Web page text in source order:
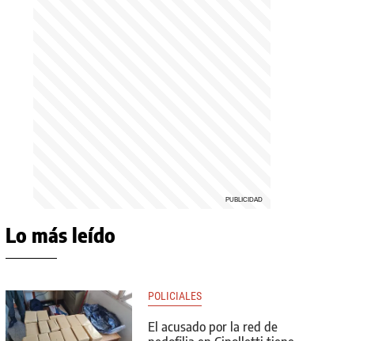
Lo más leído
POLICIALES
El acusado por la red de